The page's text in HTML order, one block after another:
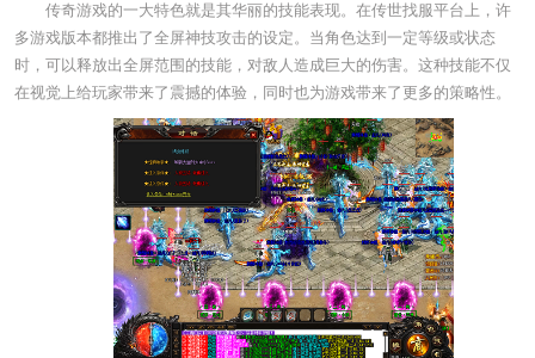
传奇游戏的一大特色就是其华丽的技能表现。在传世找服平台上，许
多游戏版本都推出了全屏神技攻击的设定。当角色达到一定等级或状态
时，可以释放出全屏范围的技能，对敌人造成巨大的伤害。这种技能不仅
在视觉上给玩家带来了震撼的体验，同时也为游戏带来了更多的策略性。